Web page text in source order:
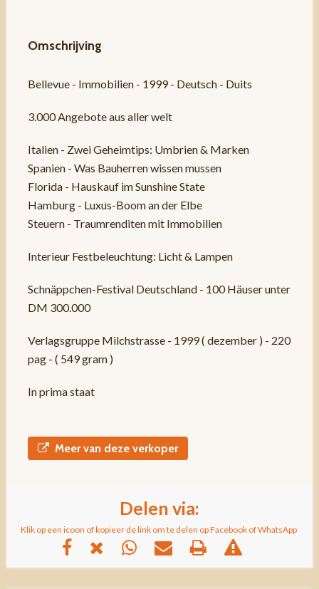
Omschrijving
Bellevue - Immobilien - 1999 - Deutsch - Duits
3.000 Angebote aus aller welt
Italien - Zwei Geheimtips: Umbrien & Marken
Spanien - Was Bauherren wissen mussen
Florida - Hauskauf im Sunshine State
Hamburg - Luxus-Boom an der Elbe
Steuern - Traumrenditen mit Immobilien
Interieur Festbeleuchtung: Licht & Lampen
Schnäppchen-Festival Deutschland - 100 Häuser unter
DM 300.000
Verlagsgruppe Milchstrasse - 1999 ( dezember ) - 220
pag - ( 549 gram )
In prima staat
Meer van deze verkoper
Delen via:
Klik op een icoon of kopieer de link om te delen op Facebook of WhatsApp